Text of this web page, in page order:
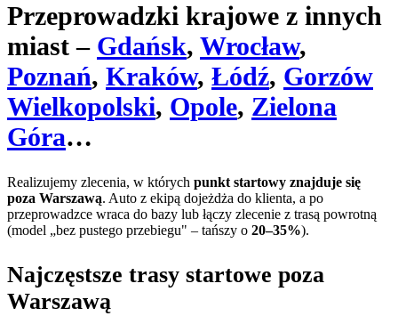
Przeprowadzki krajowe z innych
miast – Gdańsk, Wrocław,
Poznań, Kraków, Łódź, Gorzów
Wielkopolski, Opole, Zielona
Góra…
Realizujemy zlecenia, w których punkt startowy znajduje się
poza Warszawą. Auto z ekipą dojeżdża do klienta, a po
przeprowadzce wraca do bazy lub łączy zlecenie z trasą powrotną
(model „bez pustego przebiegu" – tańszy o 20–35%).
Najczęstsze trasy startowe poza
Warszawą